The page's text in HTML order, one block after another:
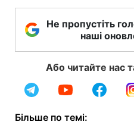
Не пропустіть
наші
Або читайте нас
Більше по темі: